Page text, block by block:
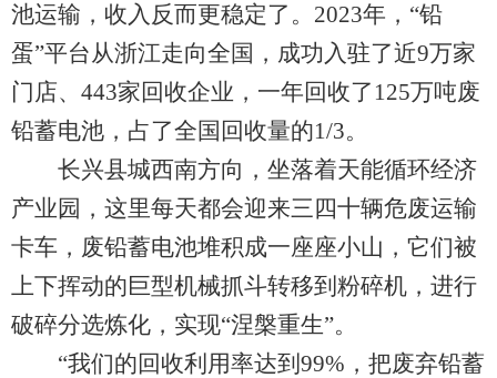
池运输，收入反而更稳定了。2023年，“铅
蛋”平台从浙江走向全国，成功入驻了近9万家
门店、443家回收企业，一年回收了125万吨废
铅蓄电池，占了全国回收量的1/3。
长兴县城西南方向，坐落着天能循环经济
产业园，这里每天都会迎来三四十辆危废运输
卡车，废铅蓄电池堆积成一座座小山，它们被
上下挥动的巨型机械抓斗转移到粉碎机，进行
破碎分选炼化，实现“涅槃重生”。
“我们的回收利用率达到99%，把废弃铅蓄